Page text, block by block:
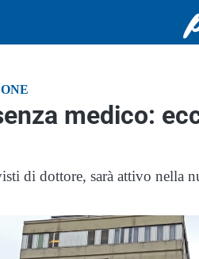
medico:
di dottore, sarà attivo nella